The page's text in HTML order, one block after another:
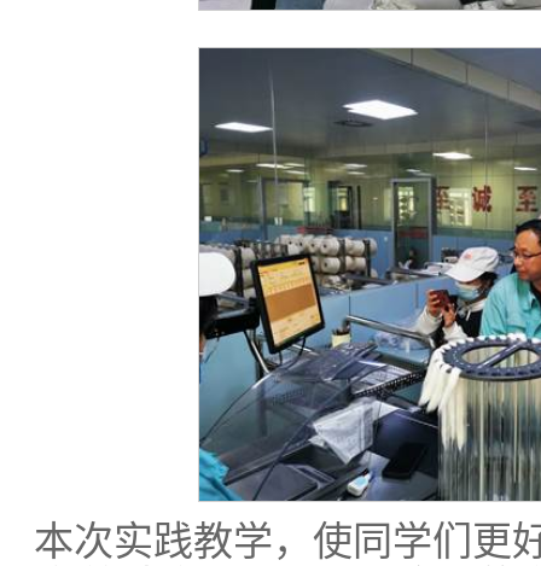
本次实践教学，使同学们更